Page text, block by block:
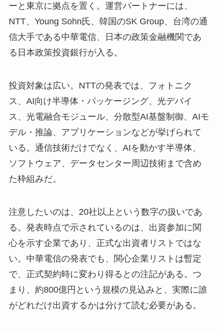
ーと東京に拠点を置く。運営パートナーには、
NTT、Young Sohn氏、韓国のSK Group、台湾の通
信大手である中華電信、日本の政策金融機関であ
る日本政策投資銀行が入る。
投資対象は広い。NTTの発表では、フォトニク
ス、AI向け半導体・パッケージング、光デバイ
ス、光電融合モジュール、分散型AI基盤制御、AIモ
デル・推論、アプリケーションなどが挙げられて
いる。通信技術だけでなく、AIを動かす半導体、
ソフトウェア、データセンター周辺技術まで含め
た枠組みだ。
注意したいのは、20社以上という数字の扱いであ
る。発表時点で示されているのは、出資参加に関
心を示す企業であり、正式な出資者リストではな
い。中華電信の発表でも、関心企業リストは暫定
で、正式契約時に変わり得るとの注記がある。つ
まり、約800億円という規模の見込みと、実際に誰
がどれだけ出資するかは分けて読む必要がある。